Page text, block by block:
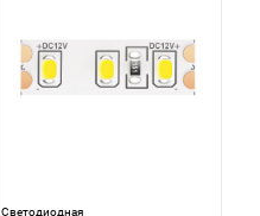
Светодиодная